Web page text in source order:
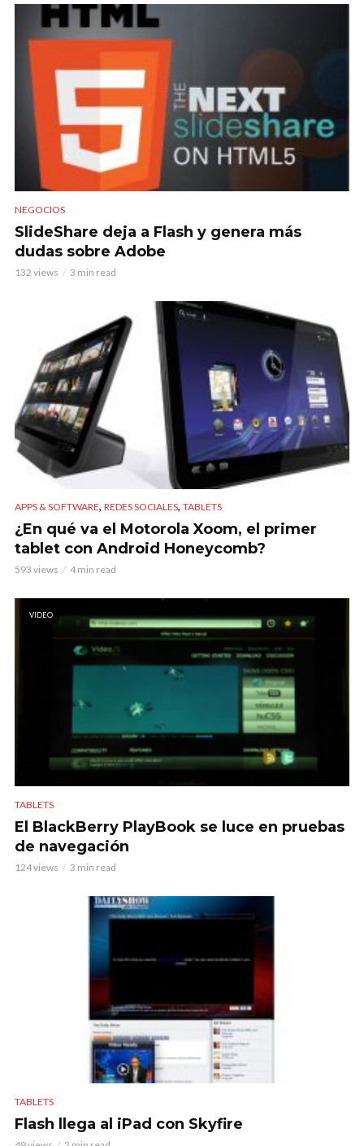
NEGOCIOS
SlideShare deja a Flash y genera más
dudas sobre Adobe
132 views 3 min read
APPS & SOFTWARE, REDES SOCIALES, TABLETS
¿En qué va el Motorola Xoom, el primer
tablet con Android Honeycomb?
593 views 4 min read
VIDEO
TABLETS
El BlackBerry PlayBook se luce en pruebas
de navegación
124 views 3 min read
TABLETS
Flash llega al iPad con Skyfire